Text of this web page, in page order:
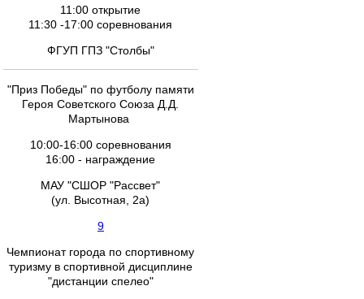
11:00 открытие
11:30 -17:00 соревнования
ФГУП ГПЗ "Столбы"
"Приз Победы" по футболу памяти
Героя Советского Союза Д.Д.
Мартынова
10:00-16:00 соревнования
16:00 - награждение
МАУ "СШОР "Рассвет"
(ул. Высотная, 2а)
9
Чемпионат города по спортивному
туризму в спортивной дисциплине
"дистанции спелео"